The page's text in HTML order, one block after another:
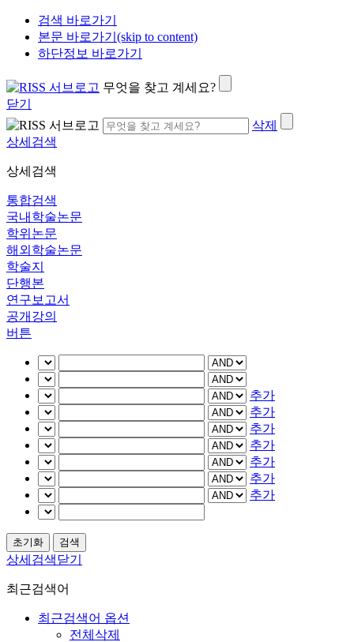
검색 바로가기
본문 바로가기(skip to content)
하단정보 바로가기
무엇을 찾고 계세요?
닫기
삭제
상세검색
상세검색
통합검색
국내학술논문
학위논문
해외학술논문
학술지
단행본
연구보고서
공개강의
버튼
추가
추가
추가
추가
추가
추가
추가
상세검색닫기
최근검색어
최근검색어 옵션
전체삭제